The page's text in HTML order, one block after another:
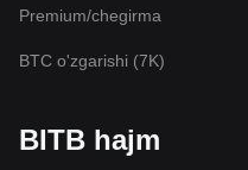
Premium/chegirma
BTC o'zgarishi (7K)
BITB hajm